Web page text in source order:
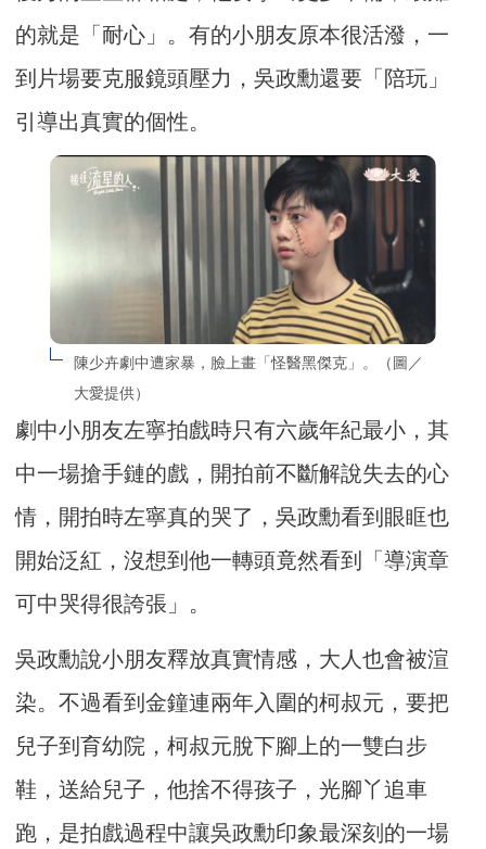
的就是「耐心」。有的小朋友原本很活潑，一
到片場要克服鏡頭壓力，吳政勳還要「陪玩」
引導出真實的個性。
陳少卉劇中遭家暴，臉上畫「怪醫黑傑克」。（圖／
大愛提供）
劇中小朋友左寧拍戲時只有六歲年紀最小，其
中一場搶手鏈的戲，開拍前不斷解說失去的心
情，開拍時左寧真的哭了，吳政勳看到眼眶也
開始泛紅，沒想到他一轉頭竟然看到「導演章
可中哭得很誇張」。
吳政勳說小朋友釋放真實情感，大人也會被渲
染。不過看到金鐘連兩年入圍的柯叔元，要把
兒子到育幼院，柯叔元脫下腳上的一雙白步
鞋，送給兒子，他捨不得孩子，光腳丫追車
跑，是拍戲過程中讓吳政勳印象最深刻的一場